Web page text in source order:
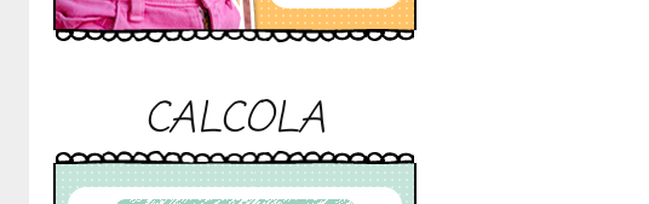
CALCOLA